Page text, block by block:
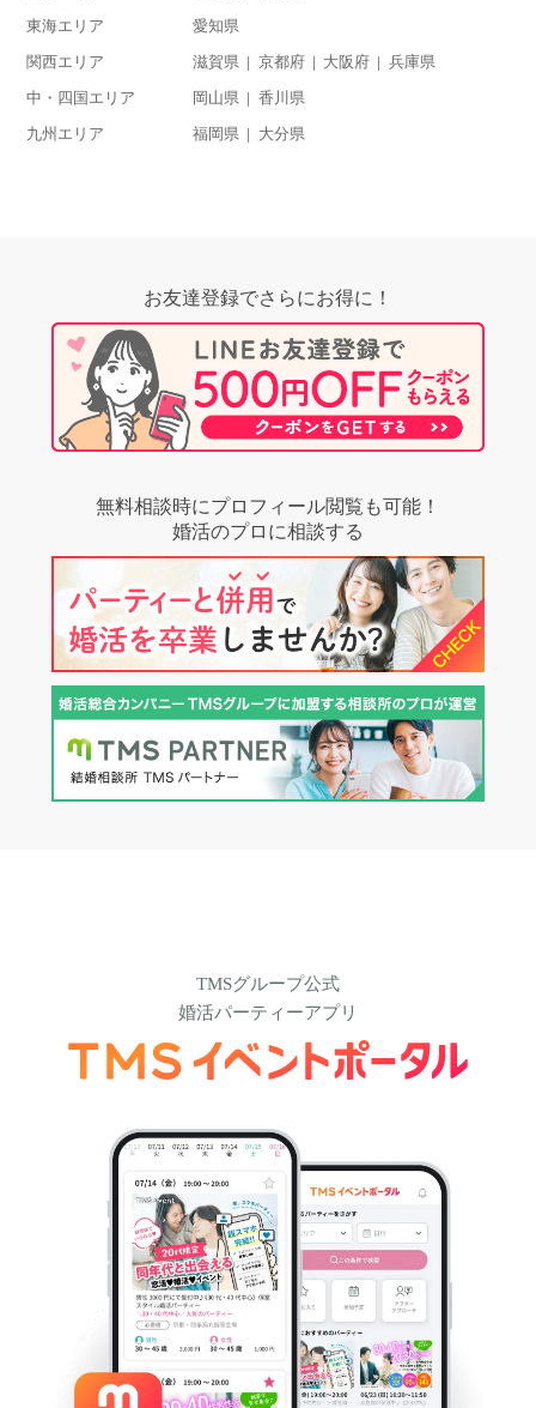
東海エリア 愛知県
関西エリア 滋賀県 京都府 大阪府 兵庫県
中・四国エリア 岡山県 香川県
九州エリア 福岡県 大分県
お友達登録でさらにお得に！
無料相談時にプロフィール閲覧も可能！
婚活のプロに相談する
TMSグループ公式
婚活パーティーアプリ